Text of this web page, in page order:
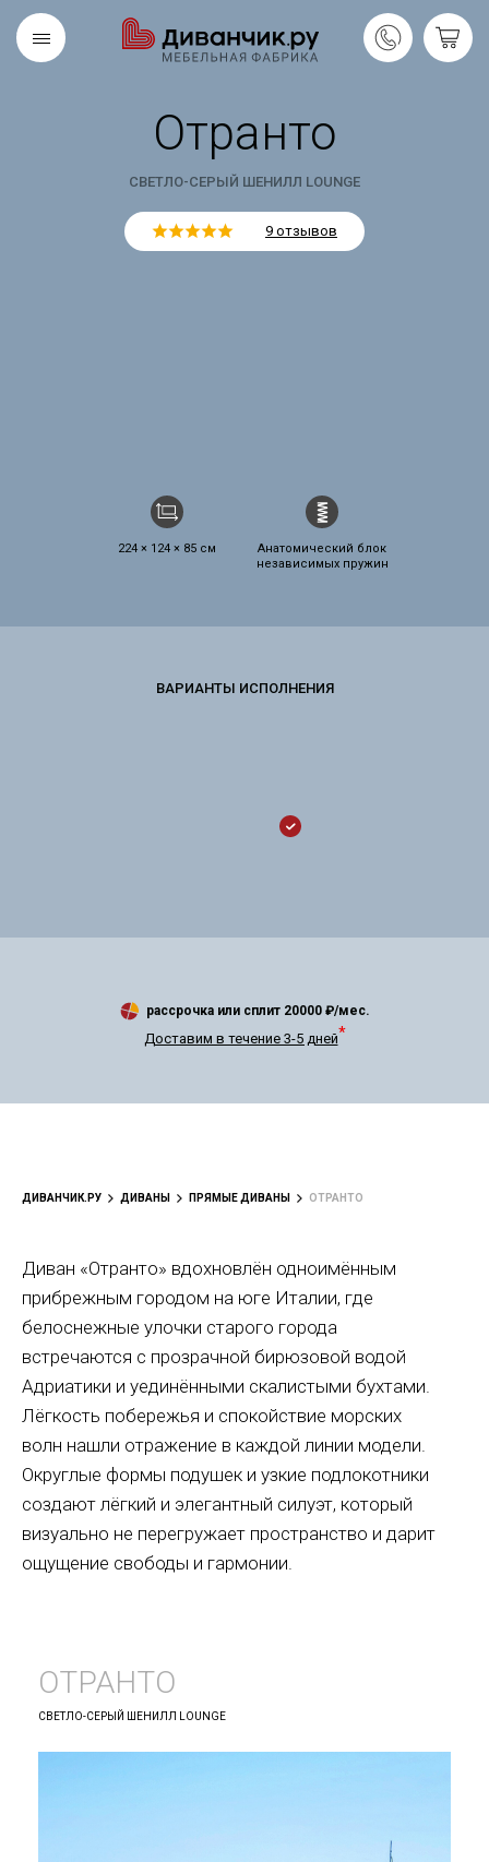
Отранто
СВЕТЛО-СЕРЫЙ ШЕНИЛЛ LOUNGE
9 отзывов
224 × 124 × 85 см
Анатомический блок
независимых пружин
рассрочка или сплит 20000 ₽/мес.
Доставим в течение 3-5 дней*
ДИВАНЧИК.РУ ДИВАНЫ ПРЯМЫЕ ДИВАНЫ ОТРАНТО
Диван «Отранто» вдохновлён одноимённым
прибрежным городом на юге Италии, где
белоснежные улочки старого города
встречаются с прозрачной бирюзовой водой
Адриатики и уединёнными скалистыми бухтами.
Лёгкость побережья и спокойствие морских
волн нашли отражение в каждой линии модели.
Округлые формы подушек и узкие подлокотники
создают лёгкий и элегантный силуэт, который
визуально не перегружает пространство и дарит
ощущение свободы и гармонии.
ОТРАНТО
СВЕТЛО-СЕРЫЙ ШЕНИЛЛ LOUNGE
Скандинавская